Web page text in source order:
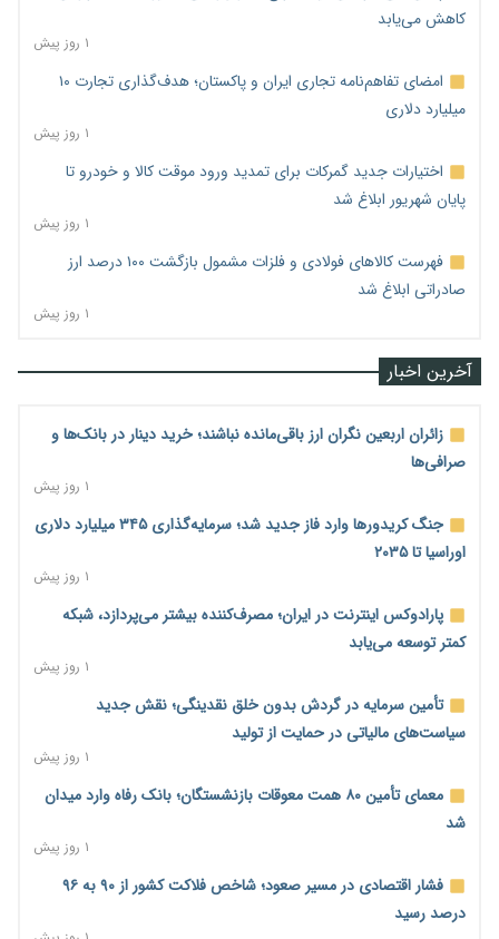
کاهش می‌یابد
۱ روز پیش
امضای تفاهم‌نامه تجاری ایران و پاکستان؛ هدف‌گذاری تجارت ۱۰
میلیارد دلاری
۱ روز پیش
اختیارات جدید گمرکات برای تمدید ورود موقت کالا و خودرو تا
پایان شهریور ابلاغ شد
۱ روز پیش
فهرست کالاهای فولادی و فلزات مشمول بازگشت ۱۰۰ درصد ارز
صادراتی ابلاغ شد
۱ روز پیش
آخرین اخبار
زائران اربعین نگران ارز باقی‌مانده نباشند؛ خرید دینار در بانک‌ها و
صرافی‌ها
۱ روز پیش
جنگ کریدورها وارد فاز جدید شد؛ سرمایه‌گذاری ۳۴۵ میلیارد دلاری
اوراسیا تا ۲۰۳۵
۱ روز پیش
پارادوکس اینترنت در ایران؛ مصرف‌کننده بیشتر می‌پردازد، شبکه
کمتر توسعه می‌یابد
۱ روز پیش
تأمین سرمایه در گردش بدون خلق نقدینگی؛ نقش جدید
سیاست‌های مالیاتی در حمایت از تولید
۱ روز پیش
معمای تأمین ۸۰ همت معوقات بازنشستگان؛ بانک رفاه وارد میدان
شد
۱ روز پیش
فشار اقتصادی در مسیر صعود؛ شاخص فلاکت کشور از ۹۰ به ۹۶
درصد رسید